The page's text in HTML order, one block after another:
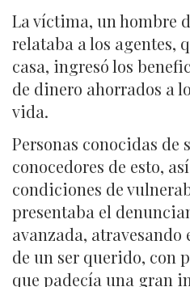
La víctima, un hombre
relataba a los agentes,
casa, ingresó los
de dinero ahorrados a
vida.
Personas conocidas de
conocedores de esto,
condiciones de
presentaba el
avanzada,
de un ser querido, con
que padecía una gran